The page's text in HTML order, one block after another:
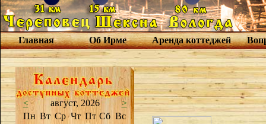
Главная Об Ирме Аренда коттеджей
< август, 2026
>
Пн Вт Ср Чт Пт Сб Вс